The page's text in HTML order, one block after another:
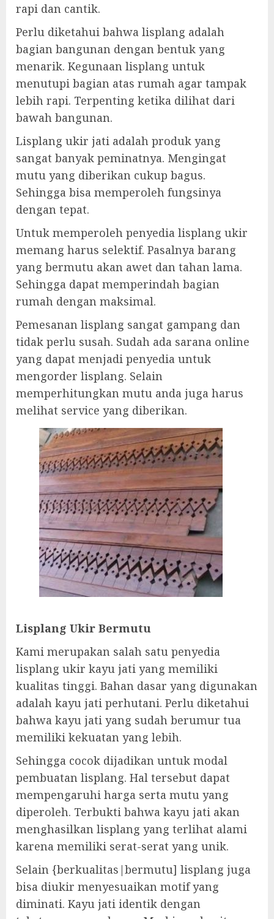
rapi dan cantik.
Perlu diketahui bahwa lisplang adalah
bagian bangunan dengan bentuk yang
menarik. Kegunaan lisplang untuk
menutupi bagian atas rumah agar tampak
lebih rapi. Terpenting ketika dilihat dari
bawah bangunan.
Lisplang ukir jati adalah produk yang
sangat banyak peminatnya. Mengingat
mutu yang diberikan cukup bagus.
Sehingga bisa memperoleh fungsinya
dengan tepat.
Untuk memperoleh penyedia lisplang ukir
memang harus selektif. Pasalnya barang
yang bermutu akan awet dan tahan lama.
Sehingga dapat memperindah bagian
rumah dengan maksimal.
Pemesanan lisplang sangat gampang dan
tidak perlu susah. Sudah ada sarana online
yang dapat menjadi penyedia untuk
mengorder lisplang. Selain
memperhitungkan mutu anda juga harus
melihat service yang diberikan.
Lisplang Ukir Bermutu
Kami merupakan salah satu penyedia
lisplang ukir kayu jati yang memiliki
kualitas tinggi. Bahan dasar yang digunakan
adalah kayu jati perhutani. Perlu diketahui
bahwa kayu jati yang sudah berumur tua
memiliki kekuatan yang lebih.
Sehingga cocok dijadikan untuk modal
pembuatan lisplang. Hal tersebut dapat
mempengaruhi harga serta mutu yang
diperoleh. Terbukti bahwa kayu jati akan
menghasilkan lisplang yang terlihat alami
karena memiliki serat-serat yang unik.
Selain {berkualitas|bermutu] lisplang juga
bisa diukir menyesuaikan motif yang
diminati. Kayu jati identik dengan